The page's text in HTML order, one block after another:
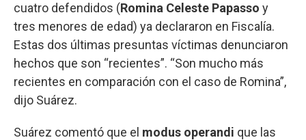
cuatro defendidos (Romina Celeste Papasso y
tres menores de edad) ya declararon en Fiscalía.
Estas dos últimas presuntas víctimas denunciaron
hechos que son “recientes”. “Son mucho más
recientes en comparación con el caso de Romina”,
dijo Suárez.
Suárez comentó que el modus operandi que las